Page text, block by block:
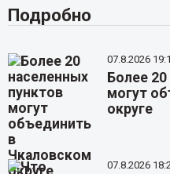
Подробно
07.8.2026
Более
могут
округе
07.8.2026